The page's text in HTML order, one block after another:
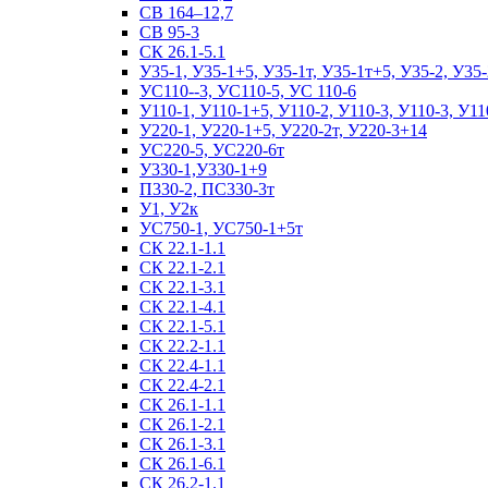
СВ 164–12,7
СВ 95-3
СК 26.1-5.1
У35-1, У35-1+5, У35-1т, У35-1т+5, У35-2,
УС110--3, УС110-5, УС 110-6
У110-1, У110-1+5, У110-2, У110-3, У110-3,
У220-1, У220-1+5, У220-2т, У220-3+14
УС220-5, УС220-6т
У330-1,У330-1+9
П330-2, ПС330-3т
У1, У2к
УС750-1, УС750-1+5т
СК 22.1-1.1
СК 22.1-2.1
СК 22.1-3.1
СК 22.1-4.1
СК 22.1-5.1
СК 22.2-1.1
СК 22.4-1.1
СК 22.4-2.1
СК 26.1-1.1
СК 26.1-2.1
СК 26.1-3.1
СК 26.1-6.1
СК 26.2-1.1